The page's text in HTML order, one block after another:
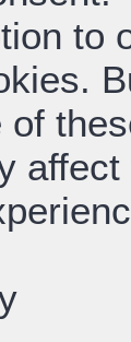
to
of
affect